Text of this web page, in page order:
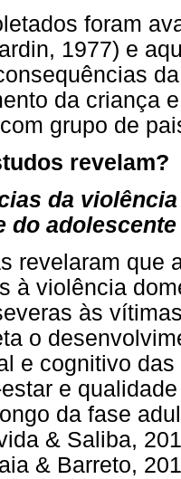
foram
1977) e
da criança
grupo de
revelam?
da
do adolescente
revelaram que
à violência
às
o
e cognitivo
e
da fase
& Saliba,
& Barreto,